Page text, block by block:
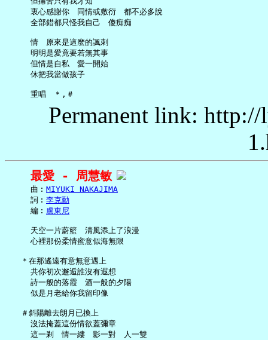
     衷心感謝你　同情或敷衍　都不必多說
     全部錯都只怪我自己　傻痴痴
     情　原來是這麼的諷刺
     明明是愛竟要若無其事
     但情是自私　愛一開始
     休把我當做孩子
Permanent link:
最愛 - 周慧敏
     曲︰
MIYUKI NAKAJIMA
     詞︰
李克勤
     編︰
盧東尼
     天空一片蔚籃　清風添上了浪漫
     心裡那份柔情蜜意似海無限
   ＊在那遙遠有意無意遇上
     共你初次邂逅誰沒有遐想
     詩一般的落霞　酒一般的夕陽
     似是月老給你我留印像
   ＃斜陽離去朗月已換上
     沒法掩蓋這份情欲蓋彌章
     這一剎　情一縷　影一對　人一雙